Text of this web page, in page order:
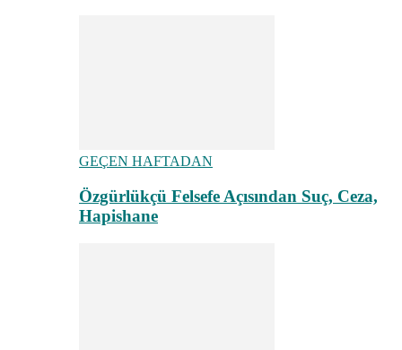
GEÇEN HAFTADAN
Özgürlükçü Felsefe Açısından Suç, Ceza,
Hapishane